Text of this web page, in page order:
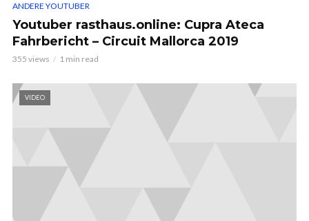
ANDERE YOUTUBER
Youtuber rasthaus.online: Cupra Ateca
Fahrbericht – Circuit Mallorca 2019
355 views 1 min read
VIDEO